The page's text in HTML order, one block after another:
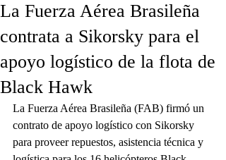
La Fuerza Aérea Brasileña
contrata a Sikorsky para el
apoyo logístico de la flota de
Black Hawk
La Fuerza Aérea Brasileña (FAB) firmó un
contrato de apoyo logístico con Sikorsky
para proveer repuestos, asistencia técnica y